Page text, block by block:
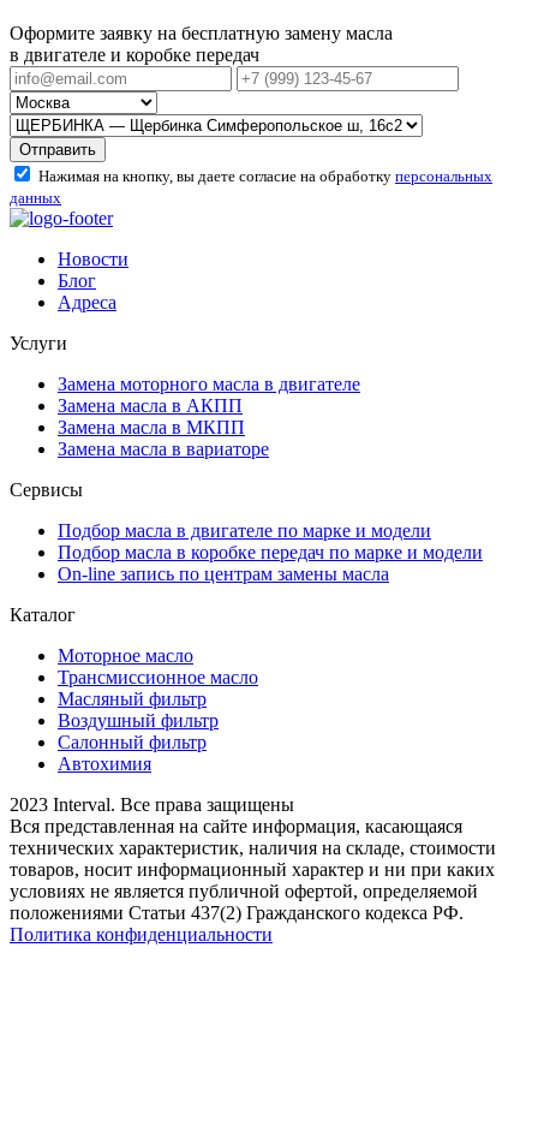
Оформите заявку на бесплатную замену масла
в двигателе и коробке передач
Отправить
Нажимая на кнопку, вы даете согласие на обработку персональных
данных
Новости
Блог
Адреса
Услуги
Замена моторного масла в двигателе
Замена масла в АКПП
Замена масла в МКПП
Замена масла в вариаторе
Сервисы
Подбор масла в двигателе по марке и модели
Подбор масла в коробке передач по марке и модели
On-line запись по центрам замены масла
Каталог
Моторное масло
Трансмиссионное масло
Масляный фильтр
Воздушный фильтр
Салонный фильтр
Автохимия
2023 Interval. Все права защищены
Вся представленная на сайте информация, касающаяся
технических характеристик, наличия на складе, стоимости
товаров, носит информационный характер и ни при каких
условиях не является публичной офертой, определяемой
положениями Статьи 437(2) Гражданского кодекса РФ.
Политика конфиденциальности